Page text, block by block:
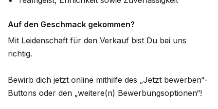
Auf den Geschmack gekommen?
Mit Leidenschaft für den Verkauf bist Du bei uns
richtig.
Bewirb dich jetzt online mithilfe des „Jetzt bewerben“-
Buttons oder den „weitere(n) Bewerbungsoptionen“!